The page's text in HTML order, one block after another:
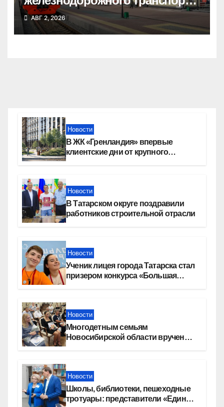
Татарского округа принимают
поздравления
АВГ 2, 2026
Новости
В ЖК «Гренландия» впервые
клиентские дни от крупного
Новости
В Татарском округе поздравили
работников строительной отрасли
Новости
Ученик лицея города Татарска стал
призером конкурса «Большая
Новости
Многодетным семьям
Новосибирской области вручены
Новости
Школы, библиотеки, пешеходные
тротуары: представители «Единой